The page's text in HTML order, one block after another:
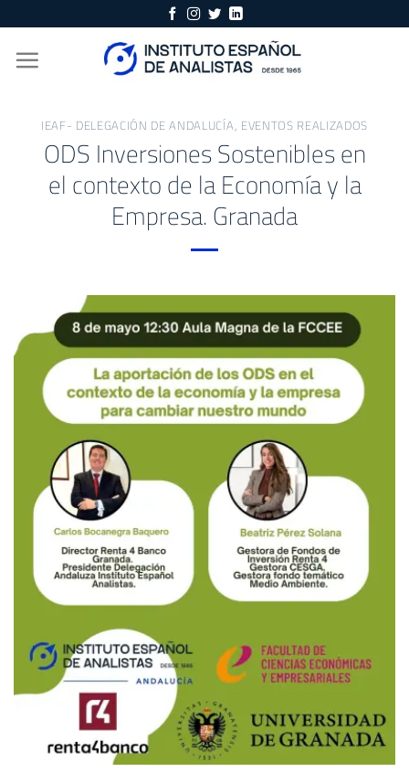
content
IEAF- DELEGACIÓN DE ANDALUCÍA, EVENTOS REALIZADOS
ODS Inversiones Sostenibles en
el contexto de la Economía y la
Empresa. Granada